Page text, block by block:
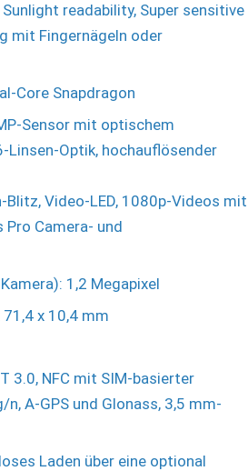
readability, Super sensitive
mit Fingernägeln oder
Core Snapdragon
Sensor mit optischem
Linsen-Optik, hochauflösender
Video-LED, 1080p-Videos mit
Pro Camera- und
1,2 Megapixel
x 10,4 mm
3.0, NFC mit SIM-basierter
A-GPS und Glonass, 3,5 mm-
Laden über eine optional